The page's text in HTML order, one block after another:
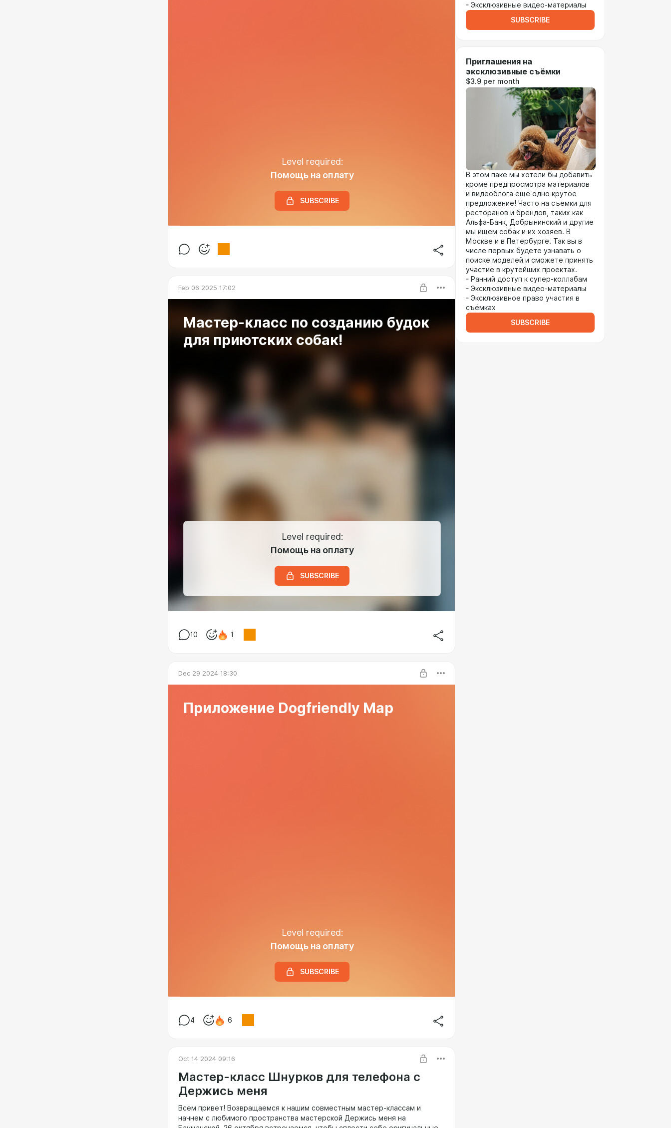
Level required:
Помощь на оплату
SUBSCRIBE
Feb 06 2025 17:02
Мастер-класс по созданию будок
для приютских собак!
Level required:
Помощь на оплату
SUBSCRIBE
10 1
Dec 29 2024 18:30
Приложение Dogfriendly Map
Level required:
Помощь на оплату
SUBSCRIBE
4 6
Oct 14 2024 09:16
Мастер-класс Шнурков для телефона с
Держись меня
Всем привет! Возвращаемся к нашим совместным мастер-классам и
начнем с любимого пространства мастерской Держись меня на
- Эксклюзивные видео-материалы
SUBSCRIBE
Приглашения на
эксклюзивные съёмки
$3.9 per month
В этом паке мы хотели бы добавить
кроме предпросмотра материалов
и видеоблога ещё одно крутое
предложение! Часто на съемки для
ресторанов и брендов, таких как
Альфа-Банк, Добрынинский и другие
мы ищем собак и их хозяев. В
Москве и в Петербурге. Так вы в
числе первых будете узнавать о
поиске моделей и сможете принять
участие в крутейших проектах.
- Ранний доступ к супер-коллабам
- Эксклюзивные видео-материалы
- Эксклюзивное право участия в
съёмках
SUBSCRIBE